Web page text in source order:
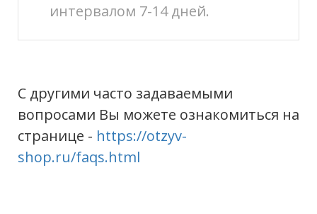
интервалом 7-14 дней.
С другими часто задаваемыми
вопросами Вы можете ознакомиться на
странице - https://otzyv-
shop.ru/faqs.html